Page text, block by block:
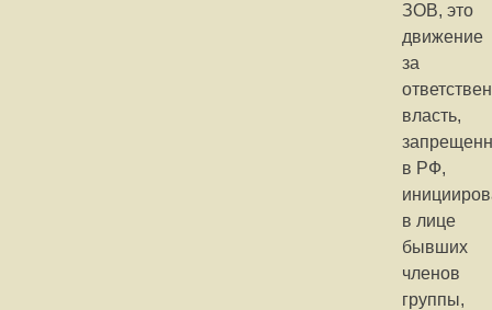
ЗОВ, это
движение
за
власть,
в РФ,
в лице
бывших
членов
группы,